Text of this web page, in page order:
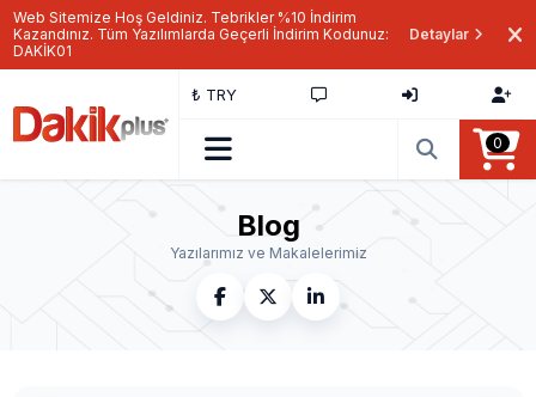
Web Sitemize Hoş Geldiniz. Tebrikler %10 İndirim
Kazandınız. Tüm Yazılımlarda Geçerli İndirim Kodunuz:
DAKİK01
Detaylar
₺ TRY
0
Blog
Yazılarımız ve Makalelerimiz